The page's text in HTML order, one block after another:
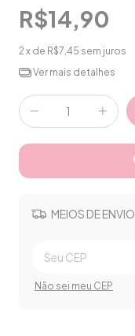
R$14,90
2x de R$7,45 sem juros
Ver mais detalhes
MEIOS DE ENVIO
Não sei meu CEP